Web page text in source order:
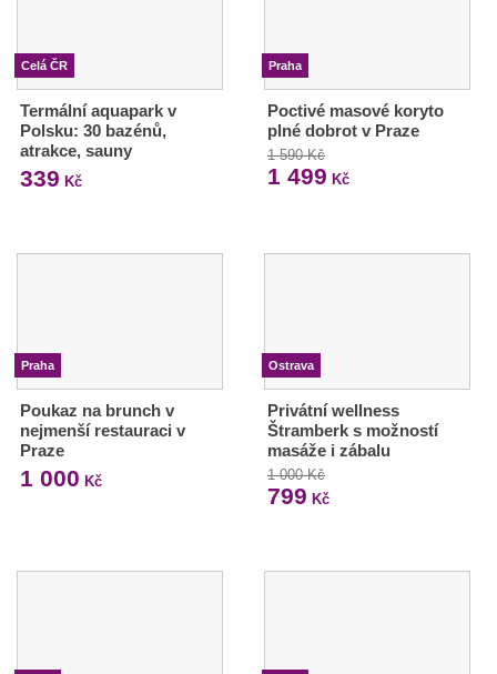
Celá ČR
Termální aquapark v
Polsku: 30 bazénů,
atrakce, sauny
339 Kč
Praha
Poctivé masové koryto
plné dobrot v Praze
1 590 Kč
1 499 Kč
Praha
Poukaz na brunch v
nejmenší restauraci v
Praze
1 000 Kč
Ostrava
Privátní wellness
Štramberk s možností
masáže i zábalu
1 000 Kč
799 Kč